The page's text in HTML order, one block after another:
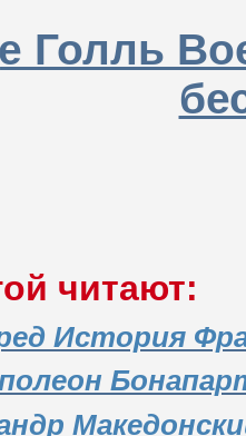
Голль
читают:
История